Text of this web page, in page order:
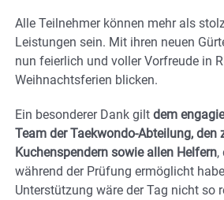
Alle Teilnehmer können mehr als
Leistungen sein. Mit ihren neuen
nun feierlich und voller Vorfreude in
Weihnachtsferien blicken.
Ein besonderer Dank gilt dem
Team der Taekwondo-Abteilung, den
Kuchenspendern sowie allen Helfern,
während der Prüfung ermöglicht
Unterstützung wäre der Tag nicht so